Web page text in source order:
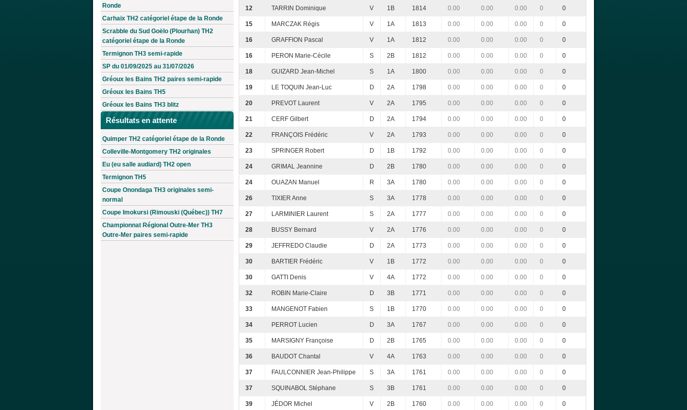
Ronde
Carhaix TH2 catégoriel étape de la Ronde
Scrabble du Sud Goëlo (Plourhan) TH2
catégoriel étape de la Ronde
Termignon TH3 semi-rapide
SP du 01/09/2025 au 31/07/2026
Gréoux les Bains TH2 paires semi-rapide
Gréoux les Bains TH5
Gréoux les Bains TH3 blitz
Résultats en attente
Quimper TH2 catégoriel étape de la Ronde
Colleville-Montgomery TH2 originales
Eu (eu salle audiard) TH2 open
Termignon TH5
Coupe Onondaga TH3 originales semi-
normal
Coupe Imokursi (Rimouski (Québec)) TH7
Championnat Régional Outre-Mer TH3
Outre-Mer paires semi-rapide
12 TARRIN Dominique V 1B 1814 0.00 0.00 0.00 0 0
15 MARCZAK Régis V 1A 1813 0.00 0.00 0.00 0 0
16 GRAFFION Pascal V 1A 1812 0.00 0.00 0.00 0 0
16 PERON Marie-Cécile S 2B 1812 0.00 0.00 0.00 0 0
18 GUIZARD Jean-Michel S 1A 1800 0.00 0.00 0.00 0 0
19 LE TOQUIN Jean-Luc D 2A 1798 0.00 0.00 0.00 0 0
20 PREVOT Laurent V 2A 1795 0.00 0.00 0.00 0 0
21 CERF Gilbert D 2A 1794 0.00 0.00 0.00 0 0
22 FRANÇOIS Frédéric V 2A 1793 0.00 0.00 0.00 0 0
23 SPRINGER Robert D 1B 1792 0.00 0.00 0.00 0 0
24 GRIMAL Jeannine D 2B 1780 0.00 0.00 0.00 0 0
24 OUAZAN Manuel R 3A 1780 0.00 0.00 0.00 0 0
26 TIXIER Anne S 3A 1778 0.00 0.00 0.00 0 0
27 LARMINIER Laurent S 2A 1777 0.00 0.00 0.00 0 0
28 BUSSY Bernard V 2A 1776 0.00 0.00 0.00 0 0
29 JEFFREDO Claudie D 2A 1773 0.00 0.00 0.00 0 0
30 BARTIER Frédéric V 1B 1772 0.00 0.00 0.00 0 0
30 GATTI Denis V 4A 1772 0.00 0.00 0.00 0 0
32 ROBIN Marie-Claire D 3B 1771 0.00 0.00 0.00 0 0
33 MANGENOT Fabien S 1B 1770 0.00 0.00 0.00 0 0
34 PERROT Lucien D 3A 1767 0.00 0.00 0.00 0 0
35 MARSIGNY Françoise D 2B 1765 0.00 0.00 0.00 0 0
36 BAUDOT Chantal V 4A 1763 0.00 0.00 0.00 0 0
37 FAULCONNIER Jean-Philippe S 3A 1761 0.00 0.00 0.00 0 0
37 SQUINABOL Stéphane S 3B 1761 0.00 0.00 0.00 0 0
39 JÉDOR Michel V 2B 1760 0.00 0.00 0.00 0 0